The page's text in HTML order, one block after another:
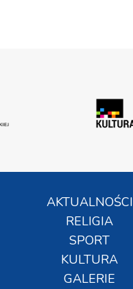
AKTUALNOŚCI
RELIGIA
SPORT
KULTURA
GALERIE